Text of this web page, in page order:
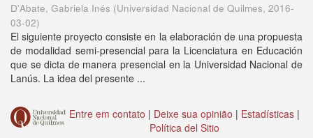
D'Abate, Gabriela Inés (Universidad Nacional de Quilmes, 2016-
03-02)
El siguiente proyecto consiste en la elaboración de una propuesta
de modalidad semi-presencial para la Licenciatura en Educación
que se dicta de manera presencial en la Universidad Nacional de
Lanús. La idea del presente ...
Entre em contato | Deixe sua opinião | Estadísticas|
Política del Sitio